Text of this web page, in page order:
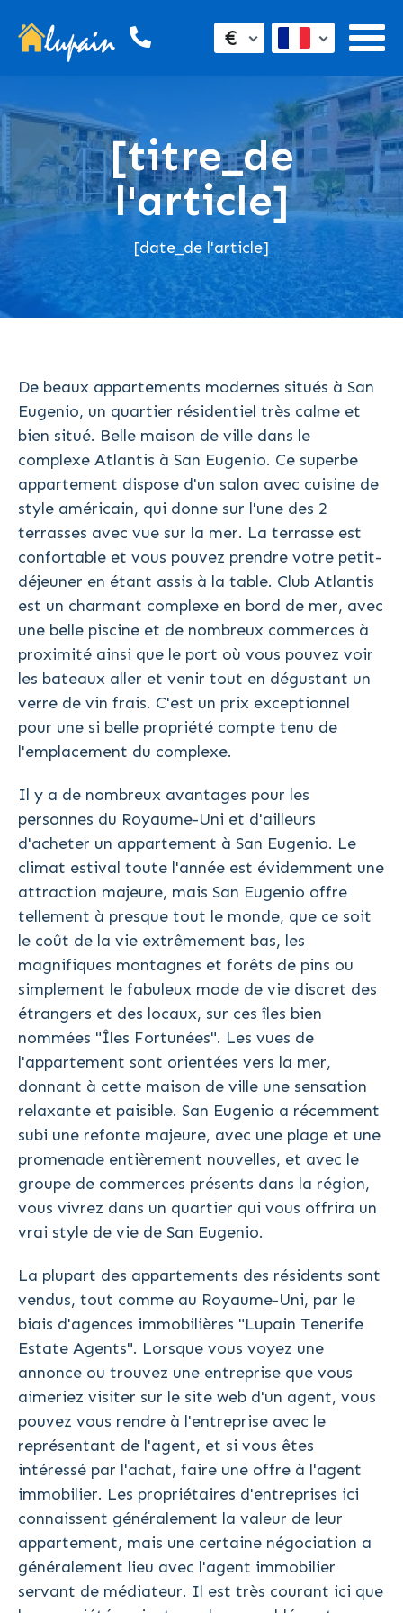
€
[titre_de
l'article]
[date_de l'article]
De beaux appartements modernes situés à San
Eugenio, un quartier résidentiel très calme et
bien situé. Belle maison de ville dans le
complexe Atlantis à San Eugenio. Ce superbe
appartement dispose d'un salon avec cuisine de
style américain, qui donne sur l'une des 2
terrasses avec vue sur la mer. La terrasse est
confortable et vous pouvez prendre votre petit-
déjeuner en étant assis à la table. Club Atlantis
est un charmant complexe en bord de mer, avec
une belle piscine et de nombreux commerces à
proximité ainsi que le port où vous pouvez voir
les bateaux aller et venir tout en dégustant un
verre de vin frais. C'est un prix exceptionnel
pour une si belle propriété compte tenu de
l'emplacement du complexe.
Il y a de nombreux avantages pour les
personnes du Royaume-Uni et d'ailleurs
d'acheter un appartement à San Eugenio. Le
climat estival toute l'année est évidemment une
attraction majeure, mais San Eugenio offre
tellement à presque tout le monde, que ce soit
le coût de la vie extrêmement bas, les
magnifiques montagnes et forêts de pins ou
simplement le fabuleux mode de vie discret des
étrangers et des locaux, sur ces îles bien
nommées "Îles Fortunées". Les vues de
l'appartement sont orientées vers la mer,
donnant à cette maison de ville une sensation
relaxante et paisible. San Eugenio a récemment
subi une refonte majeure, avec une plage et une
promenade entièrement nouvelles, et avec le
groupe de commerces présents dans la région,
vous vivrez dans un quartier qui vous offrira un
vrai style de vie de San Eugenio.
La plupart des appartements des résidents sont
vendus, tout comme au Royaume-Uni, par le
biais d'agences immobilières "Lupain Tenerife
Estate Agents". Lorsque vous voyez une
annonce ou trouvez une entreprise que vous
aimeriez visiter sur le site web d'un agent, vous
pouvez vous rendre à l'entreprise avec le
représentant de l'agent, et si vous êtes
intéressé par l'achat, faire une offre à l'agent
immobilier. Les propriétaires d'entreprises ici
connaissent généralement la valeur de leur
appartement, mais une certaine négociation a
généralement lieu avec l'agent immobilier
servant de médiateur. Il est très courant ici que